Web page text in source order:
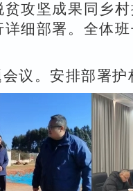
攻坚成果同乡
细部署。全体
议。安排部署护